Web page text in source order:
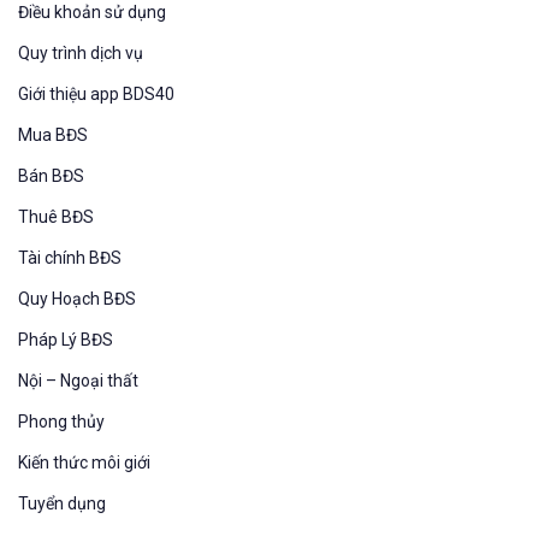
Điều khoản sử dụng
Quy trình dịch vụ
Giới thiệu app BDS40
Mua BĐS
Bán BĐS
Thuê BĐS
Tài chính BĐS
Quy Hoạch BĐS
Pháp Lý BĐS
Nội – Ngoại thất
Phong thủy
Kiến thức môi giới
Tuyển dụng